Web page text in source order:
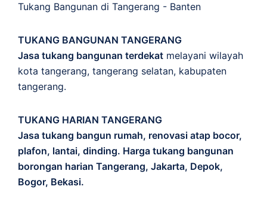
Tukang Bangunan di Tangerang - Banten
TUKANG BANGUNAN TANGERANG
Jasa tukang bangunan terdekat melayani wilayah
kota tangerang, tangerang selatan, kabupaten
tangerang.
TUKANG HARIAN TANGERANG
Jasa tukang bangun rumah, renovasi atap bocor,
plafon, lantai, dinding. Harga tukang bangunan
borongan harian Tangerang, Jakarta, Depok,
Bogor, Bekasi.